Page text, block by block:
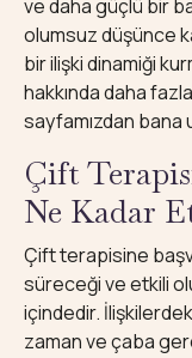
ve daha güçlü bir
olumsuz düşünce
bir ilişki dinamiği
hakkında daha
sayfamızdan bana
Çift
Ne Kadar
Çift terapisine
süreceği ve etkili
içindedir.
zaman ve çaba